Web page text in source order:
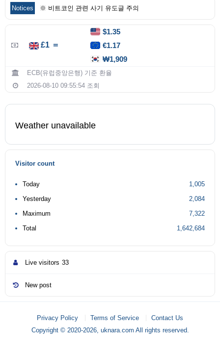
Notices ※ 비트코인 관련 사기 유도글 주의
$1.35
£1 ＝
€1.17
₩1,909
ECB(유럽중앙은행) 기준 환율
2026-08-10 09:55:54 조회
Weather unavailable
Visitor count
Today
1,005
Yesterday
2,084
Maximum
7,322
Total
1,642,684
Live visitors 33
New post
Privacy Policy Terms of Service
Contact Us
Copyright © 2020-2026, uknara.com All rights reserved.